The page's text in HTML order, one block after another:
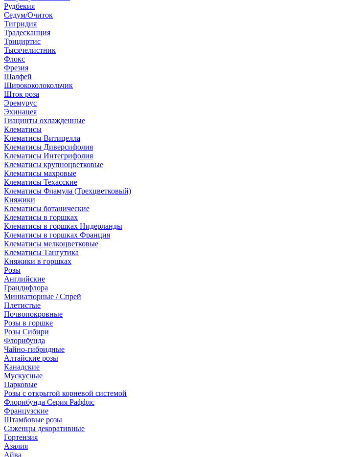
Рудбекия
Седум/Очиток
Тигридия
Традесканция
Трициртис
Тысячелистник
Флокс
Фрезия
Шалфей
Ширококолокольчик
Шток роза
Эремурус
Эхинацея
Гиацинты охлажденные
Клематисы
Клематисы Витицелла
Клематисы Диверсифолия
Клематисы Интегрифолия
Клематисы крупноцветковые
Клематисы махровые
Клематисы Техасские
Клематисы Фламула (Трехцветковый)
Княжики
Клематисы ботанические
Клематисы в горшках
Клематисы в горшках Нидерланды
Клематисы в горшках Франция
Клематисы мелкоцветковые
Клематисы Тангутика
Княжики в горшках
Розы
Английские
Грандифлора
Миниатюрные / Спрей
Плетистые
Почвопокровные
Розы в горшке
Розы Сибири
Флорибунда
Чайно-гибридные
Алтайские розы
Канадские
Мускусные
Парковые
Розы с открытой корневой системой
Флорибунда Серия Раффлс
Французские
Штамбовые розы
Саженцы декоративные
Гортензия
Азалия
Айва